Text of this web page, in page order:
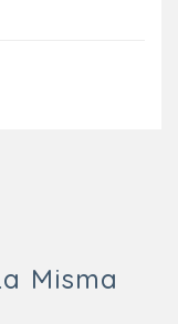
Misma